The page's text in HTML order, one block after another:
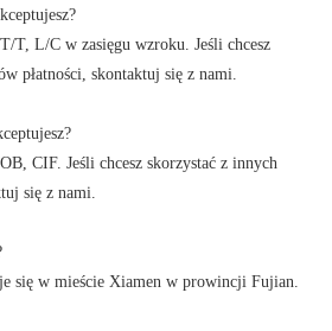
T, L/C w zasięgu wzroku. Jeśli chcesz
płatności, skontaktuj się z nami.
CIF. Jeśli chcesz skorzystać z innych
się z nami.
się w mieście Xiamen w prowincji Fujian.